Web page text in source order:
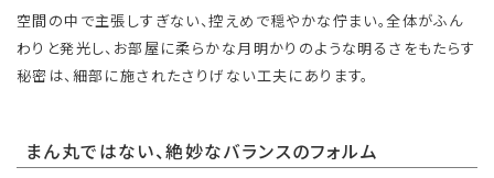
空間の中で主張しすぎない、控えめで穏やかな佇まい。全体がふん
わりと発光し、お部屋に柔らかな月明かりのような明るさをもたらす
秘密は、細部に施されたさりげない工夫にあります。
まん丸ではない、絶妙なバランスのフォルム